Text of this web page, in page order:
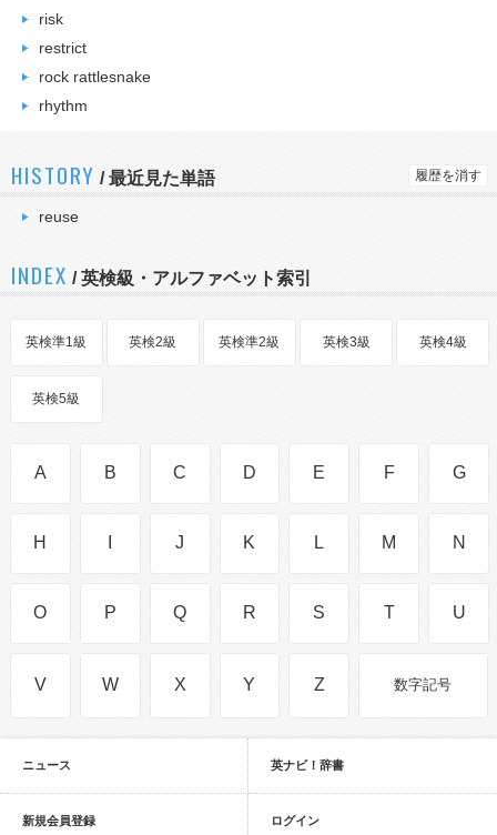
risk
restrict
rock rattlesnake
rhythm
HISTORY /最近見た単語 履歴を消す
reuse
INDEX / 英検級・アルファベット索引
英検準1級 英検2級 英検準2級 英検3級 英検4級
英検5級
A B C D E F G
H J K L M N
O P Q R S T U
V W X Y Z 数字記号
ニュース 英ナビ！辞書
新規会員登録 ログイン